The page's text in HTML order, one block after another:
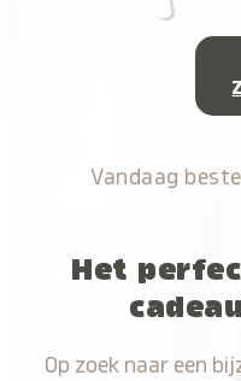
Vandaag
Het
Op zoek naar een